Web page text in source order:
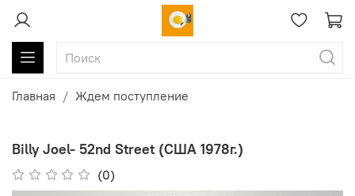
Главная Ждем поступление
Billy Joel- 52nd Street (США 1978г.)
(0)